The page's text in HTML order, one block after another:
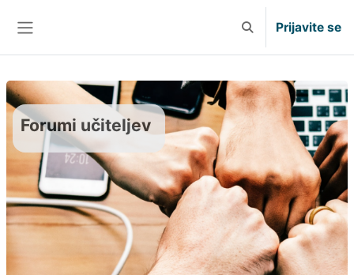
Preklopi iskalni
Prijavite se
Forumi učiteljev